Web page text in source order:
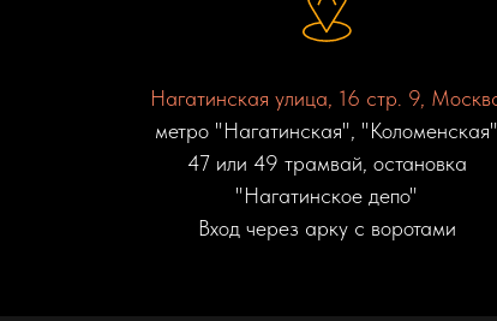
Нагатинская улица, 16 стр. 9,
метро "Нагатинская", "Коломенская"
47 или 49 трамвай, остановка
"Нагатинское депо"
Вход через арку с воротами